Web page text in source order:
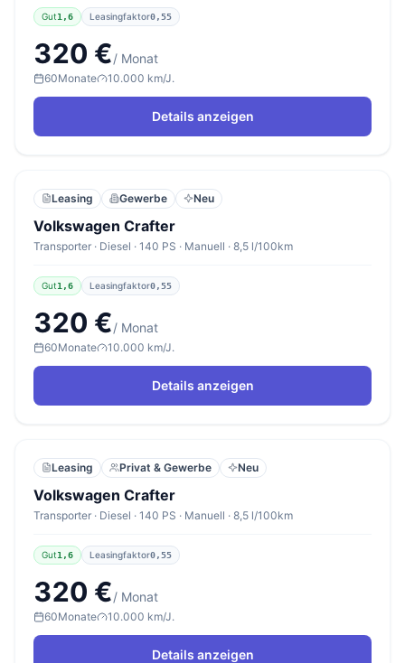
Gut1,6 Leasingfaktor0,55
320 €/ Monat
60Monate 10.000 km/J.
Details anzeigen
Leasing Gewerbe Neu
Volkswagen Crafter
Transporter · Diesel · 140 PS · Manuell · 8,5 l/100km
Gut1,6 Leasingfaktor0,55
320 €/ Monat
60Monate 10.000 km/J.
Details anzeigen
Leasing Privat & Gewerbe Neu
Volkswagen Crafter
Transporter · Diesel · 140 PS · Manuell · 8,5 l/100km
Gut1,6 Leasingfaktor0,55
320 €/ Monat
60Monate 10.000 km/J.
Details anzeigen